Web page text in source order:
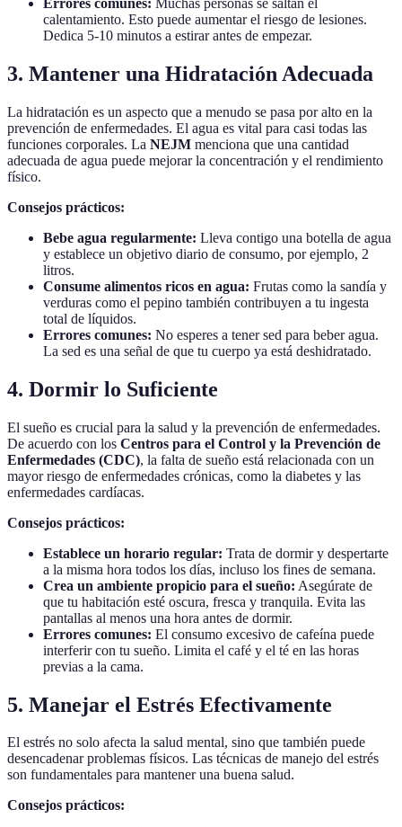
Errores comunes: Muchas personas se saltan el
calentamiento. Esto puede aumentar el riesgo de lesiones.
Dedica 5-10 minutos a estirar antes de empezar.
3. Mantener una Hidratación Adecuada
La hidratación es un aspecto que a menudo se pasa por alto en la
prevención de enfermedades. El agua es vital para casi todas las
funciones corporales. La NEJM menciona que una cantidad
adecuada de agua puede mejorar la concentración y el rendimiento
físico.
Consejos prácticos:
Bebe agua regularmente: Lleva contigo una botella de agua
y establece un objetivo diario de consumo, por ejemplo, 2
litros.
Consume alimentos ricos en agua: Frutas como la sandía y
verduras como el pepino también contribuyen a tu ingesta
total de líquidos.
Errores comunes: No esperes a tener sed para beber agua.
La sed es una señal de que tu cuerpo ya está deshidratado.
4. Dormir lo Suficiente
El sueño es crucial para la salud y la prevención de enfermedades.
De acuerdo con los Centros para el Control y la Prevención de
Enfermedades (CDC), la falta de sueño está relacionada con un
mayor riesgo de enfermedades crónicas, como la diabetes y las
enfermedades cardíacas.
Consejos prácticos:
Establece un horario regular: Trata de dormir y despertarte
a la misma hora todos los días, incluso los fines de semana.
Crea un ambiente propicio para el sueño: Asegúrate de
que tu habitación esté oscura, fresca y tranquila. Evita las
pantallas al menos una hora antes de dormir.
Errores comunes: El consumo excesivo de cafeína puede
interferir con tu sueño. Limita el café y el té en las horas
previas a la cama.
5. Manejar el Estrés Efectivamente
El estrés no solo afecta la salud mental, sino que también puede
desencadenar problemas físicos. Las técnicas de manejo del estrés
son fundamentales para mantener una buena salud.
Consejos prácticos: